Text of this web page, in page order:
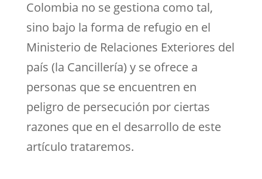
Colombia no se gestiona como tal,
sino bajo la forma de refugio en el
Ministerio de Relaciones Exteriores del
país (la Cancillería) y se ofrece a
personas que se encuentren en
peligro de persecución por ciertas
razones que en el desarrollo de este
artículo trataremos.